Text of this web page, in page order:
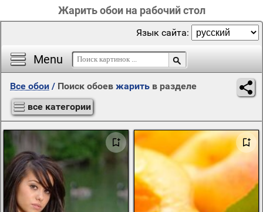
Жарить обои на рабочий стол
Menu
Язык сайта:
Все обои / Поиск обоев жарить в разделе
все категории